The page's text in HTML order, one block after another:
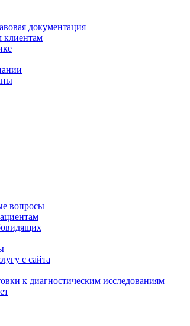
документация
клиентам
вопросы
с сайта
к диагностическим исследованиям